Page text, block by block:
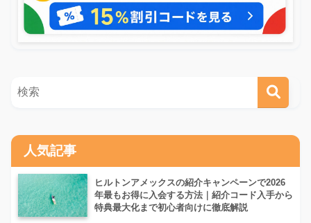
人気記事
ヒルトンアメックスの紹介キャンペーンで2026
年最もお得に入会する方法｜紹介コード入手から
特典最大化まで初心者向けに徹底解説